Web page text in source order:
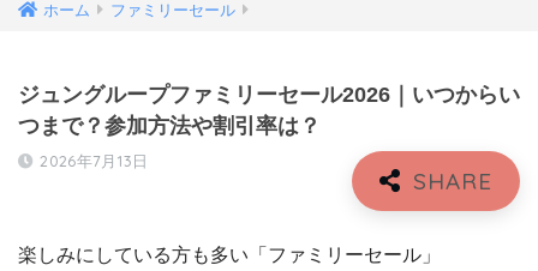
ホーム ファミリーセール
ジュングループファミリーセール2026｜いつからい
つまで？参加方法や割引率は？
2026年7月13日
楽しみにしている方も多い「ファミリーセール」